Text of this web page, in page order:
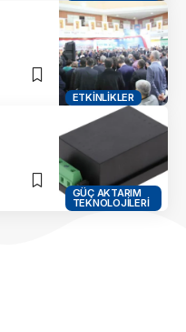
ETKINLIKLER
GÜÇ AKTARIM
TEKNOLOJILERI